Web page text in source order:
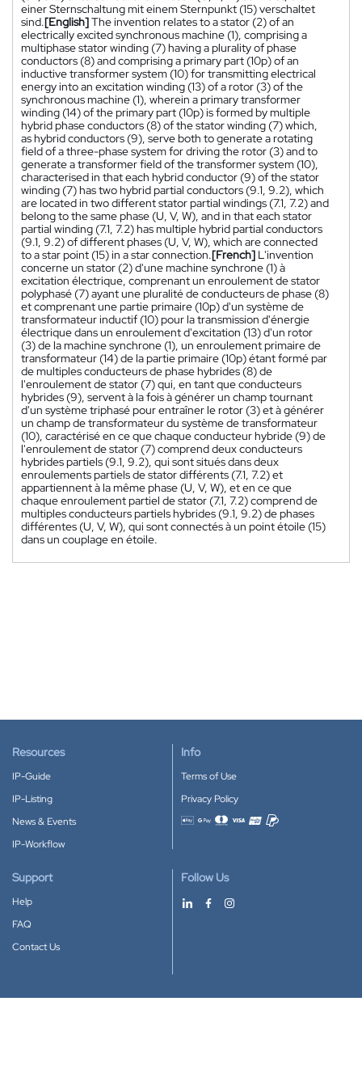
einer Sternschaltung mit einem Sternpunkt (15) verschaltet
sind.[English]The invention relates to a stator (2) of an
electrically excited synchronous machine (1), comprising a
multiphase stator winding (7) having a plurality of phase
conductors (8) and comprising a primary part (10p) of an
inductive transformer system (10) for transmitting electrical
energy into an excitation winding (13) of a rotor (3) of the
synchronous machine (1), wherein a primary transformer
winding (14) of the primary part (10p) is formed by multiple
hybrid phase conductors (8) of the stator winding (7) which,
as hybrid conductors (9), serve both to generate a rotating
field of a three-phase system for driving the rotor (3) and to
generate a transformer field of the transformer system (10),
characterised in that each hybrid conductor (9) of the stator
winding (7) has two hybrid partial conductors (9.1, 9.2), which
are located in two different stator partial windings (7.1, 7.2) and
belong to the same phase (U, V, W), and in that each stator
partial winding (7.1, 7.2) has multiple hybrid partial conductors
(9.1, 9.2) of different phases (U, V, W), which are connected
to a star point (15) in a star connection.[French] L'invention
concerne un stator (2) d'une machine synchrone (1) à
excitation électrique, comprenant un enroulement de stator
polyphasé (7) ayant une pluralité de conducteurs de phase (8)
et comprenant une partie primaire (10p) d'un système de
transformateur inductif (10) pour la transmission d'énergie
électrique dans un enroulement d'excitation (13) d'un rotor
(3) de la machine synchrone (1), un enroulement primaire de
transformateur (14) de la partie primaire (10p) étant formé par
de multiples conducteurs de phase hybrides (8) de
l'enroulement de stator (7) qui, en tant que conducteurs
hybrides (9), servent à la fois à générer un champ tournant
d'un système triphasé pour entraîner le rotor (3) et à générer
un champ de transformateur du système de transformateur
(10), caractérisé en ce que chaque conducteur hybride (9) de
l'enroulement de stator (7) comprend deux conducteurs
hybrides partiels (9.1, 9.2), qui sont situés dans deux
enroulements partiels de stator différents (7.1, 7.2) et
appartiennent à la même phase (U, V, W), et en ce que
chaque enroulement partiel de stator (7.1, 7.2) comprend de
multiples conducteurs partiels hybrides (9.1, 9.2) de phases
différentes (U, V, W), qui sont connectés à un point étoile (15)
dans un couplage en étoile.
Resources
IP-Guide
IP-Listing
News & Events
IP-Workflow
Info
Terms of Use
Privacy Policy
Accepted payment methods
Support
Help
FAQ
Contact Us
Follow Us